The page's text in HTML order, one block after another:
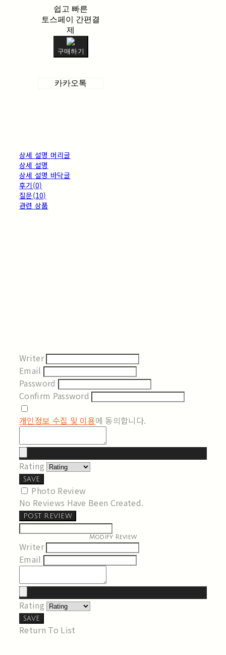
쉽고 빠른
토스페이 간편결
제
구매하기
카카오톡
상세 설명 머리글
상세 설명
상세 설명 바닥글
후기(0)
질문(10)
관련 상품
Writer
Email
Password
Confirm Password
개인정보 수집 및 이용에 동의합니다.
Rating
SAVE
Photo Review
No Reviews Have Been Created.
POST REVIEW
Modify Review
Writer
Email
Rating
SAVE
Return To List